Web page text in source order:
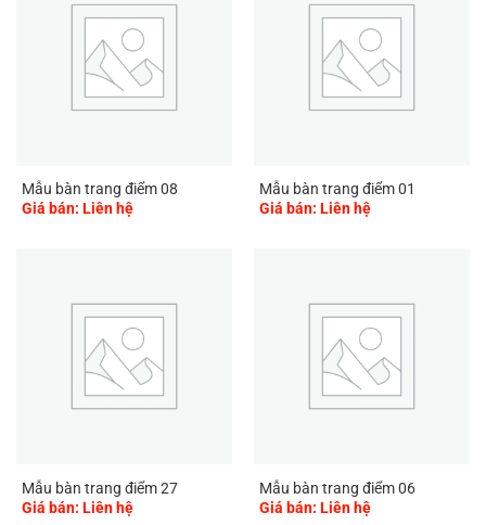
Mẫu bàn trang điểm 08
Giá bán: Liên hệ
Mẫu bàn trang điểm 01
Giá bán: Liên hệ
Mẫu bàn trang điểm 27
Giá bán: Liên hệ
Mẫu bàn trang điểm 06
Giá bán: Liên hệ